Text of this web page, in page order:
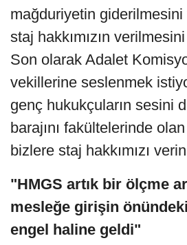
mağduriyetin
staj hakkımızın
Son olarak Adalet
vekillerine seslenmek
genç hukukçuların sesini
barajını fakültelerinde
bizlere staj hakkımızı
"HMGS artık bir ölçme
mesleğe girişin
engel haline geldi"